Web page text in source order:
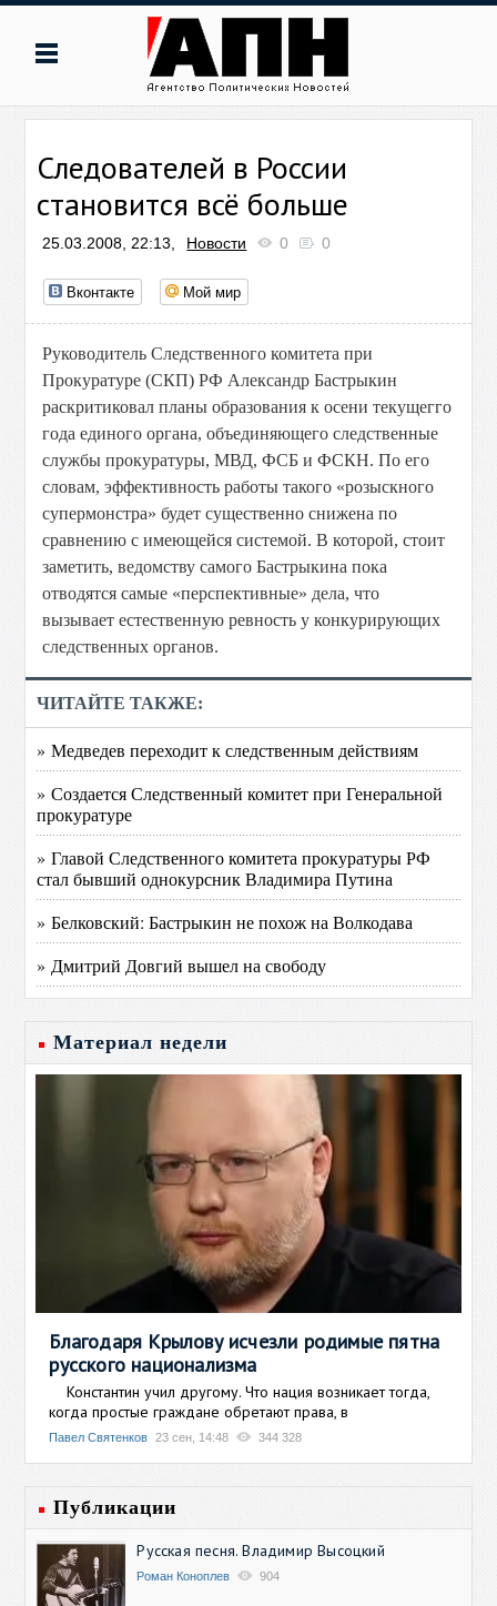
Следователей в России
становится всё больше
25.03.2008, 22:13, Новости 0 0
Вконтакте Мой мир
Руководитель Следственного комитета при
Прокуратуре (СКП) РФ Александр Бастрыкин
раскритиковал планы образования к осени текущегго
года единого органа, объединяющего следственные
службы прокуратуры, МВД, ФСБ и ФСКН. По его
словам, эффективность работы такого «розыскного
супермонстра» будет существенно снижена по
сравнению с имеющейся системой. В которой, стоит
заметить, ведомству самого Бастрыкина пока
отводятся самые «перспективные» дела, что
вызывает естественную ревность у конкурирующих
следственных органов.
ЧИТАЙТЕ ТАКЖЕ:
» Медведев переходит к следственным действиям
» Создается Следственный комитет при Генеральной
прокуратуре
» Главой Следственного комитета прокуратуры РФ
стал бывший однокурсник Владимира Путина
» Белковский: Бастрыкин не похож на Волкодава
» Дмитрий Довгий вышел на свободу
Материал недели
Благодаря Крылову исчезли родимые пятна
русского национализма
Константин учил другому. Что нация возникает тогда,
когда простые граждане обретают права, в
Павел Святенков 23 сен, 14:48 344 328
Публикации
Русская песня. Владимир Высоцкий
Роман Коноплев 904